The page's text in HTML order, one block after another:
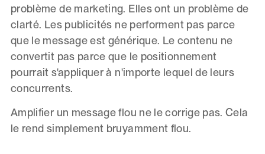
problème de marketing. Elles ont un problème de
clarté. Les publicités ne performent pas parce
que le message est générique. Le contenu ne
convertit pas parce que le positionnement
pourrait s'appliquer à n'importe lequel de leurs
concurrents.
Amplifier un message flou ne le corrige pas. Cela
le rend simplement bruyamment flou.